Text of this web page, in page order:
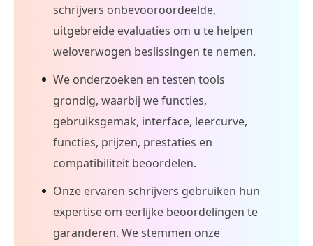
schrijvers onbevooroordeelde,
uitgebreide evaluaties om u te helpen
weloverwogen beslissingen te nemen.
We onderzoeken en testen tools
grondig, waarbij we functies,
gebruiksgemak, interface, leercurve,
functies, prijzen, prestaties en
compatibiliteit beoordelen.
Onze ervaren schrijvers gebruiken hun
expertise om eerlijke beoordelingen te
garanderen. We stemmen onze